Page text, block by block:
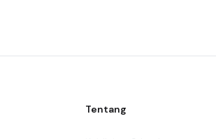
Tentang